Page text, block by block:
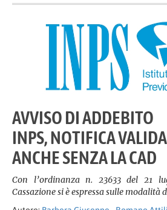
AVVISO DI ADDEBITO
INPS, NOTIFICA VALIDA
ANCHE SENZA LA CAD
Con l’ordinanza n. 23633 del 21
Cassazione si è espressa sulle modalità